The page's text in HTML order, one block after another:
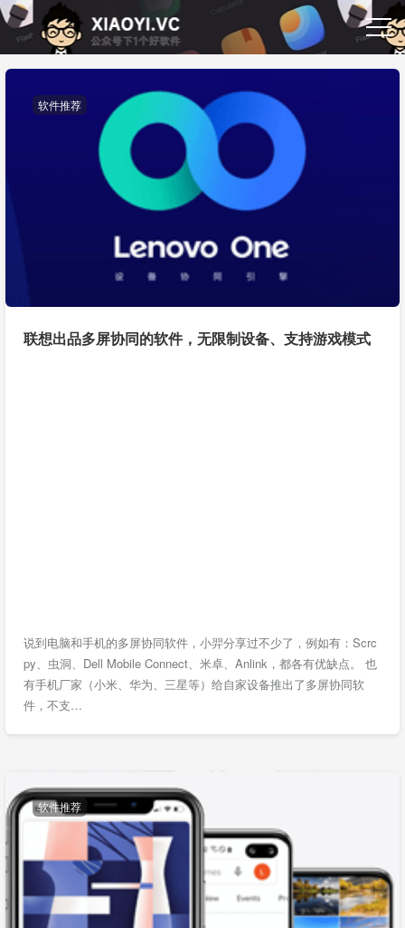
软件推荐
联想出品多屏协同的软件，无限制设备、支持游戏模式
说到电脑和手机的多屏协同软件，小羿分享过不少了，例如有：Scrc
py、虫洞、Dell Mobile Connect、米卓、Anlink，都各有优缺点。 也
有手机厂家（小米、华为、三星等）给自家设备推出了多屏协同软
件，不支…
软件推荐